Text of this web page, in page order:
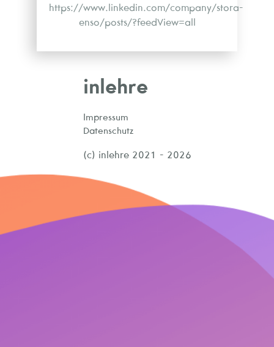
https://www.linkedin.com/company/stora-
enso/posts/?feedView=all
inlehre
Impressum
Datenschutz
(c) inlehre 2021 - 2026